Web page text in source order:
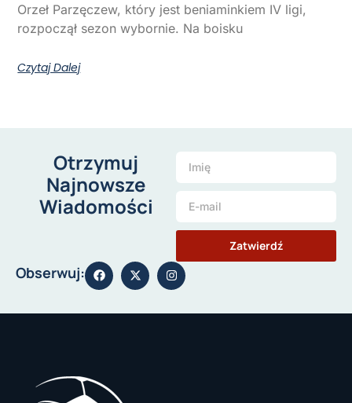
Orzeł Parzęczew, który jest beniaminkiem IV ligi,
rozpoczął sezon wybornie. Na boisku
Czytaj Dalej
Otrzymuj
Najnowsze
Wiadomości
Zatwierdź
Obserwuj: